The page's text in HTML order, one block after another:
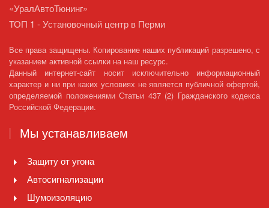
«УралАвтоТюнинг»
ТОП 1 - Установочный центр в Перми
Все права защищены. Копирование наших публикаций разрешено, с
указанием активной ссылки на наш ресурс.
Данный интернет-сайт носит исключительно информационный
характер и ни при каких условиях не является публичной офертой,
определяемой положениями Статьи 437 (2) Гражданского кодекса
Российской Федерации.
Мы устанавливаем
Защиту от угона
Автосигнализации
Шумоизоляцию